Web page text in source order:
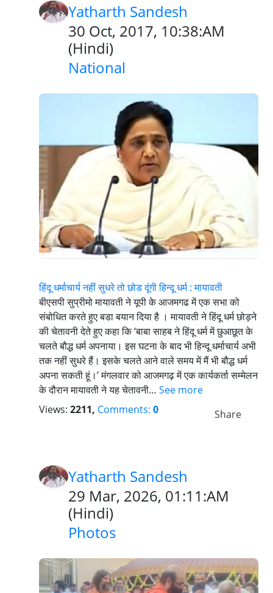
Yatharth Sandesh
30 Oct, 2017, 10:38:AM
(Hindi)
National
हिंदू धर्माचार्य नहीं सुधरे तो छोड दूंगी हिन्दू धर्म : मायावती
बीएसपी सुप्रीमो मायावती ने यूपी के आजमगढ में एक सभा को
संबोधित करते हुए बडा बयान दिया है । मायावती ने हिंदू धर्म छोड़ने
की चेतावनी देते हुए कहा कि ‘बाबा साहब ने हिंदू धर्म में छुआछूत के
चलते बौद्ध धर्म अपनाया। इस घटना के बाद भी हिन्दू धर्माचार्य अभी
तक नहीं सुधरे हैं। इसके चलते आने वाले समय में मैं भी बौद्ध धर्म
अपना सकती हूं।’ मंगलवार को आजमगढ़ में एक कार्यकर्ता सम्मेलन
के दौरान मायावती ने यह चेतावनी… See more
Views: 2211, Comments: 0 Share
Yatharth Sandesh
29 Mar, 2026, 01:11:AM
(Hindi)
Photos